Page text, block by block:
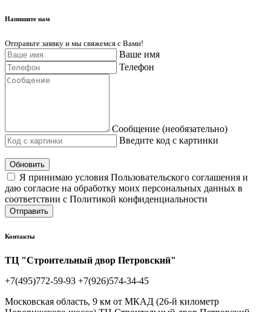
Напишите нам
Отправьте заявку и мы свяжемся с Вами!
Ваше имя
Телефон
Сообщение (необязательно)
Введите код с картинки
Обновить
Я принимаю условия Пользовательского соглашения и
даю согласие на обработку моих персональных данных в
соответствии с Политикой конфиденциальности
Отправить
Контакты
ТЦ "Строительный двор Петровский"
+7(495)772-59-93 +7(926)574-34-45
Московская область, 9 км от МКАД (26-й километр